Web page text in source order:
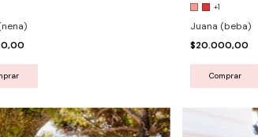
+1
Juana (beba)
$20.000,00
Comprar